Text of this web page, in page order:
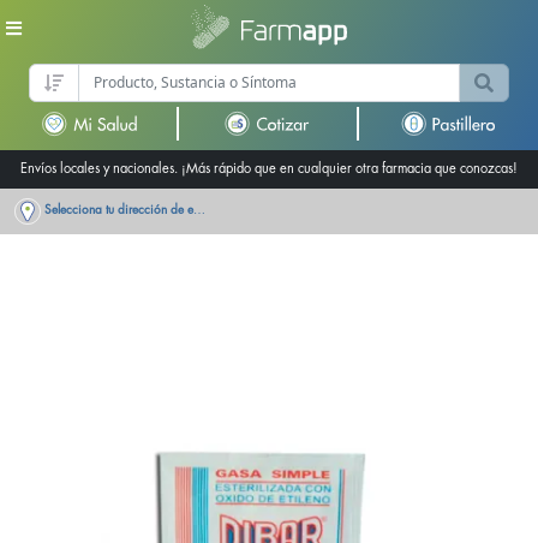
Envíos locales y nacionales. ¡Más rápido que en cualquier otra farmacia que conozcas!
Selecciona tu dirección de entrega